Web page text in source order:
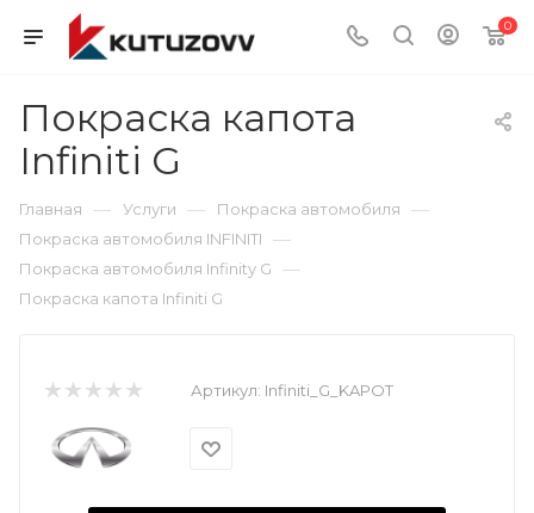
0
Покраска капота
Infiniti G
Главная — Услуги — Покраска автомобиля —
Покраска автомобиля INFINITI —
Покраска автомобиля Infinity G —
Покраска капота Infiniti G
Артикул: Infiniti_G_KAPOT